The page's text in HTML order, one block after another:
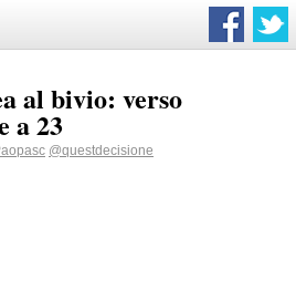
al bivio: verso
a 23
@questdecisione